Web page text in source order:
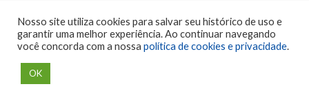
Nosso site utiliza cookies para salvar seu histórico de uso e
garantir uma melhor experiência. Ao continuar navegando
você concorda com a nossa política de cookies e privacidade.
OK